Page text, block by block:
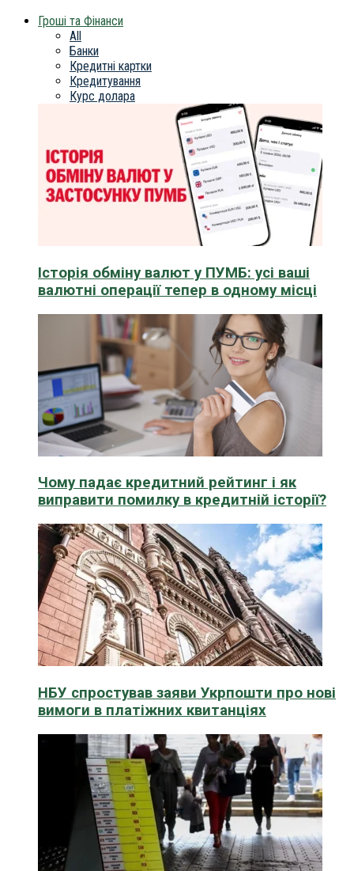
Гроші та Фінанси
All
Банки
Кредитні картки
Кредитування
Курс долара
Історія обміну валют у ПУМБ: усі ваші
валютні операції тепер в одному місці
Чому падає кредитний рейтинг і як
виправити помилку в кредитній історії?
НБУ спростував заяви Укрпошти про нові
вимоги в платіжних квитанціях